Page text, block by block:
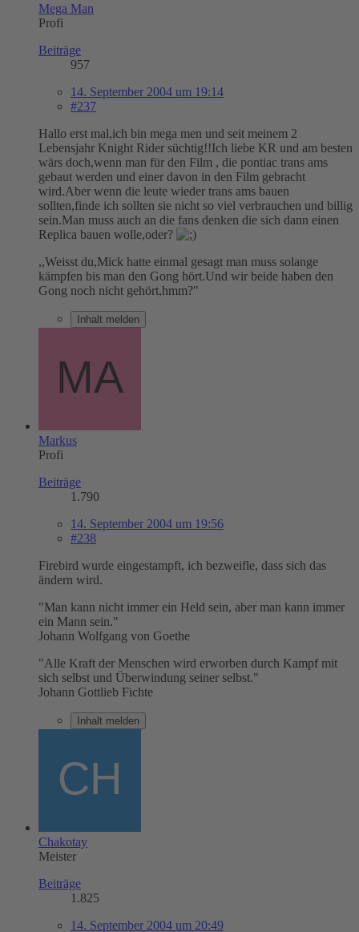
Mega Man
Profi
Beiträge
957
14. September 2004 um 19:14
#237
Hallo erst mal,ich bin mega men und seit meinem 2
Lebensjahr Knight Rider süchtig!!Ich liebe KR und am besten
wärs doch,wenn man für den Film , die pontiac trans ams
gebaut werden und einer davon in den Film gebracht
wird.Aber wenn die leute wieder trans ams bauen
sollten,finde ich sollten sie nicht so viel verbrauchen und billig
sein.Man muss auch an die fans denken die sich dann einen
Replica bauen wolle,oder?
,,Weisst du,Mick hatte einmal gesagt man muss solange
kämpfen bis man den Gong hört.Und wir beide haben den
Gong noch nicht gehört,hmm?"
Inhalt melden
Markus
Profi
Beiträge
1.790
14. September 2004 um 19:56
#238
Firebird wurde eingestampft, ich bezweifle, dass sich das
ändern wird.
"Man kann nicht immer ein Held sein, aber man kann immer
ein Mann sein."
Johann Wolfgang von Goethe
"Alle Kraft der Menschen wird erworben durch Kampf mit
sich selbst und Überwindung seiner selbst."
Johann Gottlieb Fichte
Inhalt melden
Chakotay
Meister
Beiträge
1.825
14. September 2004 um 20:49